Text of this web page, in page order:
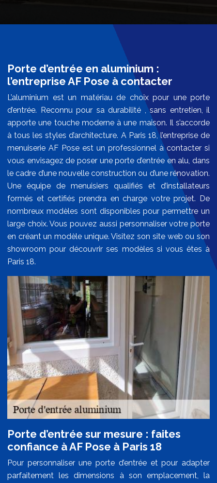
Porte d’entrée en aluminium :
l’entreprise AF Pose à contacter
L’aluminium est un matériau de choix pour une porte
d’entrée. Reconnu pour sa durabilité , sans entretien, il
apporte une touche moderne à une maison. Il s’accorde
à tous les styles d’architecture. A Paris 18, l’entreprise de
menuiserie AF Pose est un professionnel à contacter si
vous envisagez de poser une porte d’entrée en alu, dans
le cadre d’une nouvelle construction ou d’une rénovation.
Une équipe de menuisiers qualifiés et d’installateurs
formés et certifiés prendra en charge votre projet. De
nombreux modèles sont disponibles pour permettre un
large choix. Vous pouvez aussi personnaliser votre porte
en créant un modèle unique. Visitez son site web ou son
showroom pour découvrir ses modèles si vous êtes à
Paris 18.
Porte d’entrée sur mesure : faites
confiance à AF Pose à Paris 18
Pour personnaliser une porte d’entrée et pour adapter
parfaitement les dimensions à son emplacement, la